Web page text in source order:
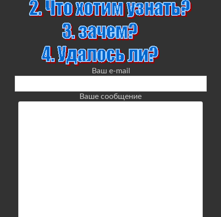
Ваш e-mail
Ваше сообщение